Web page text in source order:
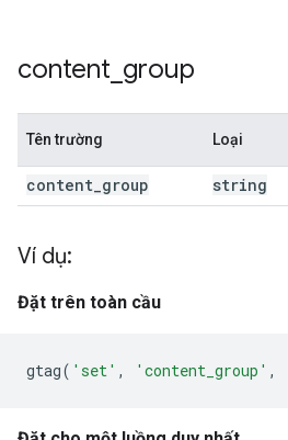
content group
Tên trường Loại
content group string
Ví dụ:
Đặt trên toàn cầu
gtag( 'set' , 'content_group' ,